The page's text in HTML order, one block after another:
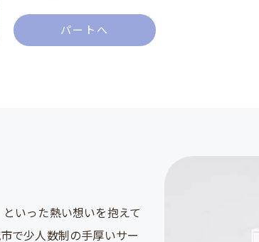
パートへ
いった熱い想いを抱えて
で少人数制の手厚いサー